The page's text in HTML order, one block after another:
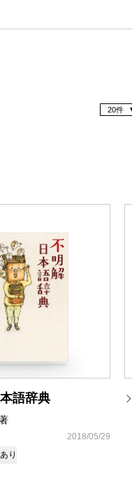
20件
語辞典
2018/05/29
り